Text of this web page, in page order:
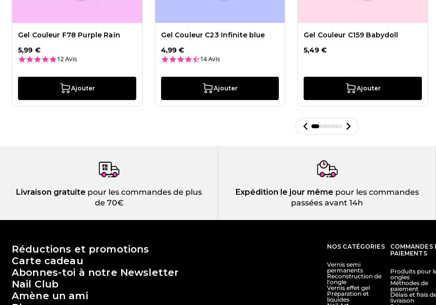
Gel Couleur F78 Purple Rain
5,99 €
4.8 star rating
12 Avis
Ajouter
Gel Couleur C23 Infinite blue
4,99 €
4.7 star rating
14 Avis
Ajouter
Gel Couleur C159 Babydoll
5,49 €
Ajouter
Livraison gratuite pour les commandes de plus
de 70€
Expédition le jour même pour les commandes
passées avant 14h
Le monde de Passione Beauty
Réductions et promotions
Carte cadeau
Abonnes-toi à notre Newsletter
Nail Club
Amène un ami
NOS CATÉGORIES
Vernis semi
permanents
Reconstruction de
l'ongle
Vernis effet gel
Préparation et
liquides
COMMANDES
PAIEMENTS
Produits pour
ongles
Méthodes de
paiement
Délais et frais
livraison